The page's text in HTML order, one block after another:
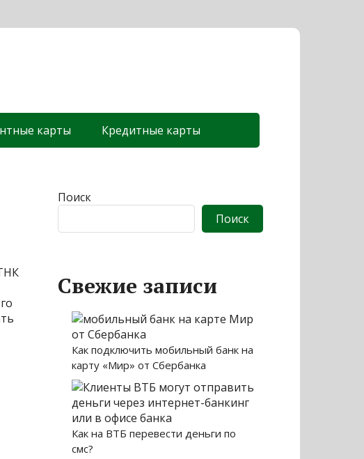
карты Кредитные карты
Поиск
Поиск
Свежие записи
Как подключить мобильный банк на
карту «Мир» от Сбербанка
Как на ВТБ перевести деньги по
смс?